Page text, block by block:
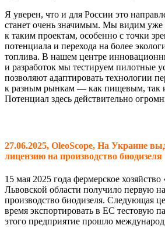
Я уверен, что и для России это
станет очень значимым. Мы видим уже
к таким проектам, особенно с точки
потенциала и перехода на более
топлива. В нашем центре
и разработок мы тестируем пилотные
позволяют адаптировать технологии
к разным рынкам — как пищевым, так
Потенциал здесь действительно
27.06.2025, OleoScope, На Украине
лицензию на производство биодизеля
15 мая 2025 года фермерское
Львовской области получило первую
производство биодизеля. Следующая
время экспортировать в ЕС тестовую
этого предприятие прошло